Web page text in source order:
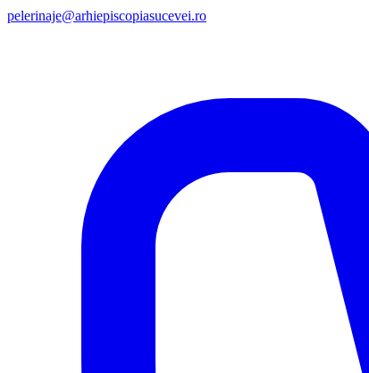
pelerinaje@arhiepiscopiasucevei.ro